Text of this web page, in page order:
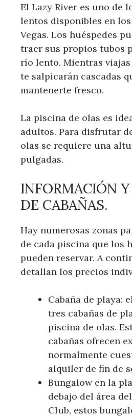
El Lazy River es uno de
lentos disponibles en
Vegas. Los huéspedes
traer sus propios tubos
río lento. Mientras
te salpicarán cascadas
mantenerte fresco.
La piscina de olas es
adultos. Para disfrutar
olas se requiere una
pulgadas.
INFORMACIÓN Y
DE CABAÑAS.
Hay numerosas zonas
de cada piscina que los
pueden reservar. A
detallan los precios
Cabaña de playa:
tres cabañas de
piscina de olas.
cabañas ofrecen
normalmente
alquiler de fin de
Bungalow en la
debajo del área
Club, estos